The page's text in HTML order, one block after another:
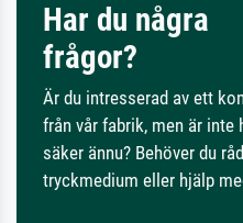
Har du några
frågor?
Är du intresserad av ett
från vår fabrik, men är inte
säker ännu? Behöver du
tryckmedium eller hjälp